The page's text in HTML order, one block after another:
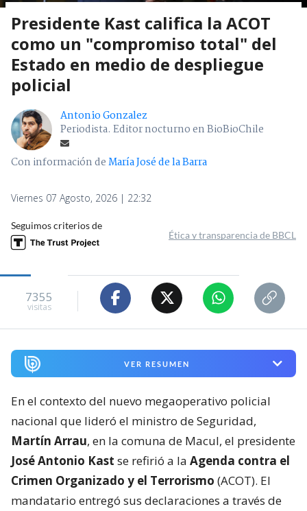
Presidente Kast califica la ACOT
como un "compromiso total" del
Estado en medio de despliegue
policial
Antonio Gonzalez
Periodista. Editor nocturno en BioBioChile
Con información deMaría José de la Barra
Viernes 07 Agosto, 2026 | 22:32
Seguimos criterios de
Ética y transparencia de BBCL
7355
visitas
VER RESUMEN
En el contexto del nuevo megaoperativo policial
nacional que lideró el ministro de Seguridad,
Martín Arrau, en la comuna de Macul, el presidente
José Antonio Kast se refirió a la Agenda contra el
Crimen Organizado y el Terrorismo (ACOT). El
mandatario entregó sus declaraciones a través de